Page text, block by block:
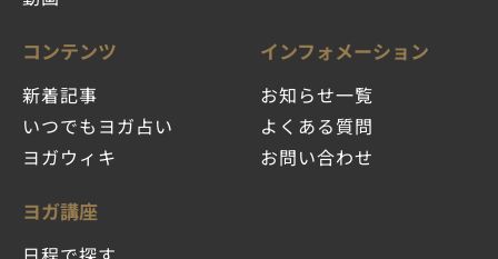
コンテンツ
新着記事
いつでもヨガ占い
ヨガウィキ
ヨガ講座
インフォメーション
お知らせ一覧
よくある質問
お問い合わせ